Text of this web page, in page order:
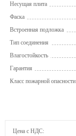
Несущая плита
Фаска
Встроенная подложка
Тип соединения
Влагостойкость
Гарантия
Класс пожарной опасности
Цена с НДС: